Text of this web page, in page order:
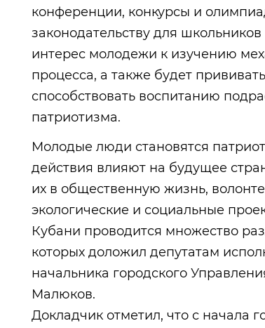
конференции, конкурсы и
законодательству для
интерес молодежи к изучению
процесса, а также будет
способствовать воспитанию
патриотизма.
Молодые люди становятся
действия влияют на будущее
их в общественную жизнь,
экологические и социальные
Кубани проводится множество
которых доложил депутатам
начальника городского
Малюков.
Докладчик отметил, что с начала